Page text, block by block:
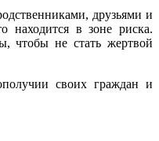
друзьями и
находится в зоне риска.
чтобы не стать жертвой
своих граждан и